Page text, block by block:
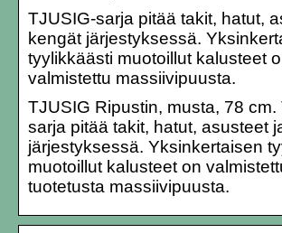
TJUSIG-sarja pitää takit, hatut,
kengät järjestyksessä.
tyylikkäästi muotoillut kalusteet
valmistettu massiivipuusta.
TJUSIG Ripustin, musta, 78 cm.
sarja pitää takit, hatut, asusteet
järjestyksessä. Yksinkertaisen
muotoillut kalusteet on
tuotetusta massiivipuusta.